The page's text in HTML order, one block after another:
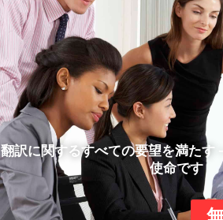
翻訳に関するすべての要望を満たす
使命です